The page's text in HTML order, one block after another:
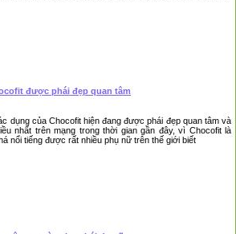
được phái đẹp quan tâm
dụng của Chocofit hiện đang được phái đẹp quan tâm và
nhất trên mạng trong thời gian gần đây, vì Chocofit là
nổi tiếng được rất nhiều phụ nữ trên thế giới biết